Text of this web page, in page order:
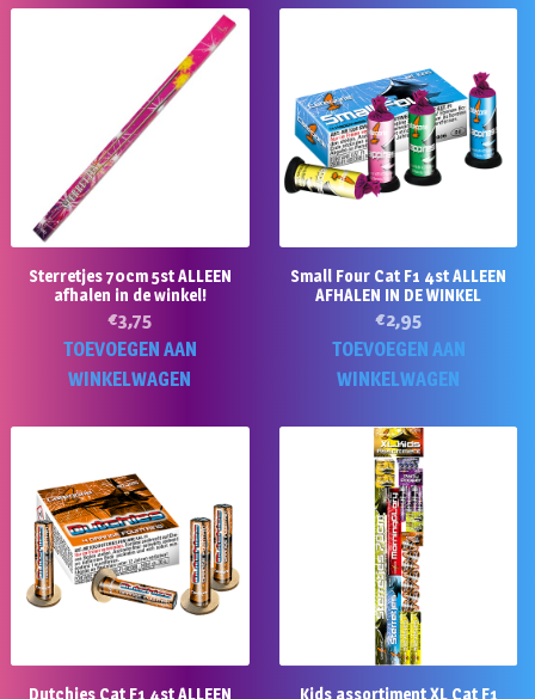
Sterretjes 70cm 5st ALLEEN
afhalen in de winkel!
€3,75
TOEVOEGEN AAN
WINKELWAGEN
Small Four Cat F1 4st ALLEEN
AFHALEN IN DE WINKEL
€2,95
TOEVOEGEN AAN
WINKELWAGEN
Dutchies Cat F1 4st ALLEEN Kids assortiment XL Cat F1